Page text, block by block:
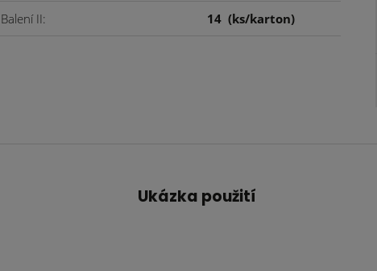
Balení II 14(ks/karton)
Ukázka použití